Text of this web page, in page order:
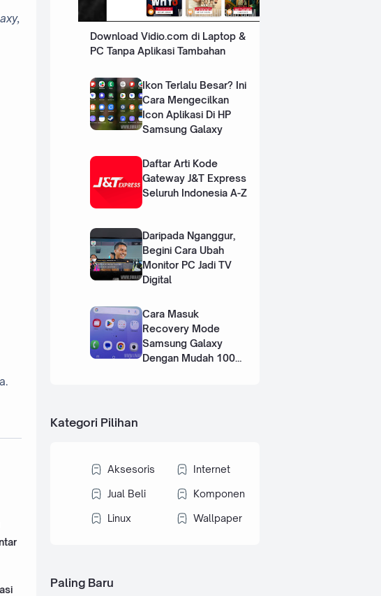
Download Vidio.com di Laptop &
PC Tanpa Aplikasi Tambahan
Ikon Terlalu Besar? Ini
Cara Mengecilkan
Icon Aplikasi Di HP
Samsung Galaxy
Daftar Arti Kode
Gateway J&T Express
Seluruh Indonesia A-Z
Daripada Nganggur,
Begini Cara Ubah
Monitor PC Jadi TV
Digital
Cara Masuk
Recovery Mode
Samsung Galaxy
Dengan Mudah 100%
Kategori Pilihan
Aksesoris Internet
Jual Beli Komponen
Linux Wallpaper
Paling Baru